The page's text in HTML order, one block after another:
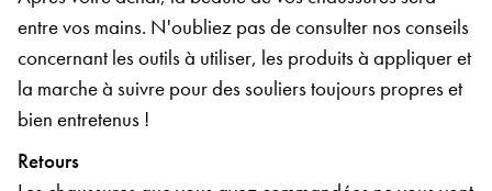
entre vos mains. N'oubliez pas de consulter nos conseils
concernant les outils à utiliser, les produits à appliquer et
la marche à suivre pour des souliers toujours propres et
bien entretenus !
Retours